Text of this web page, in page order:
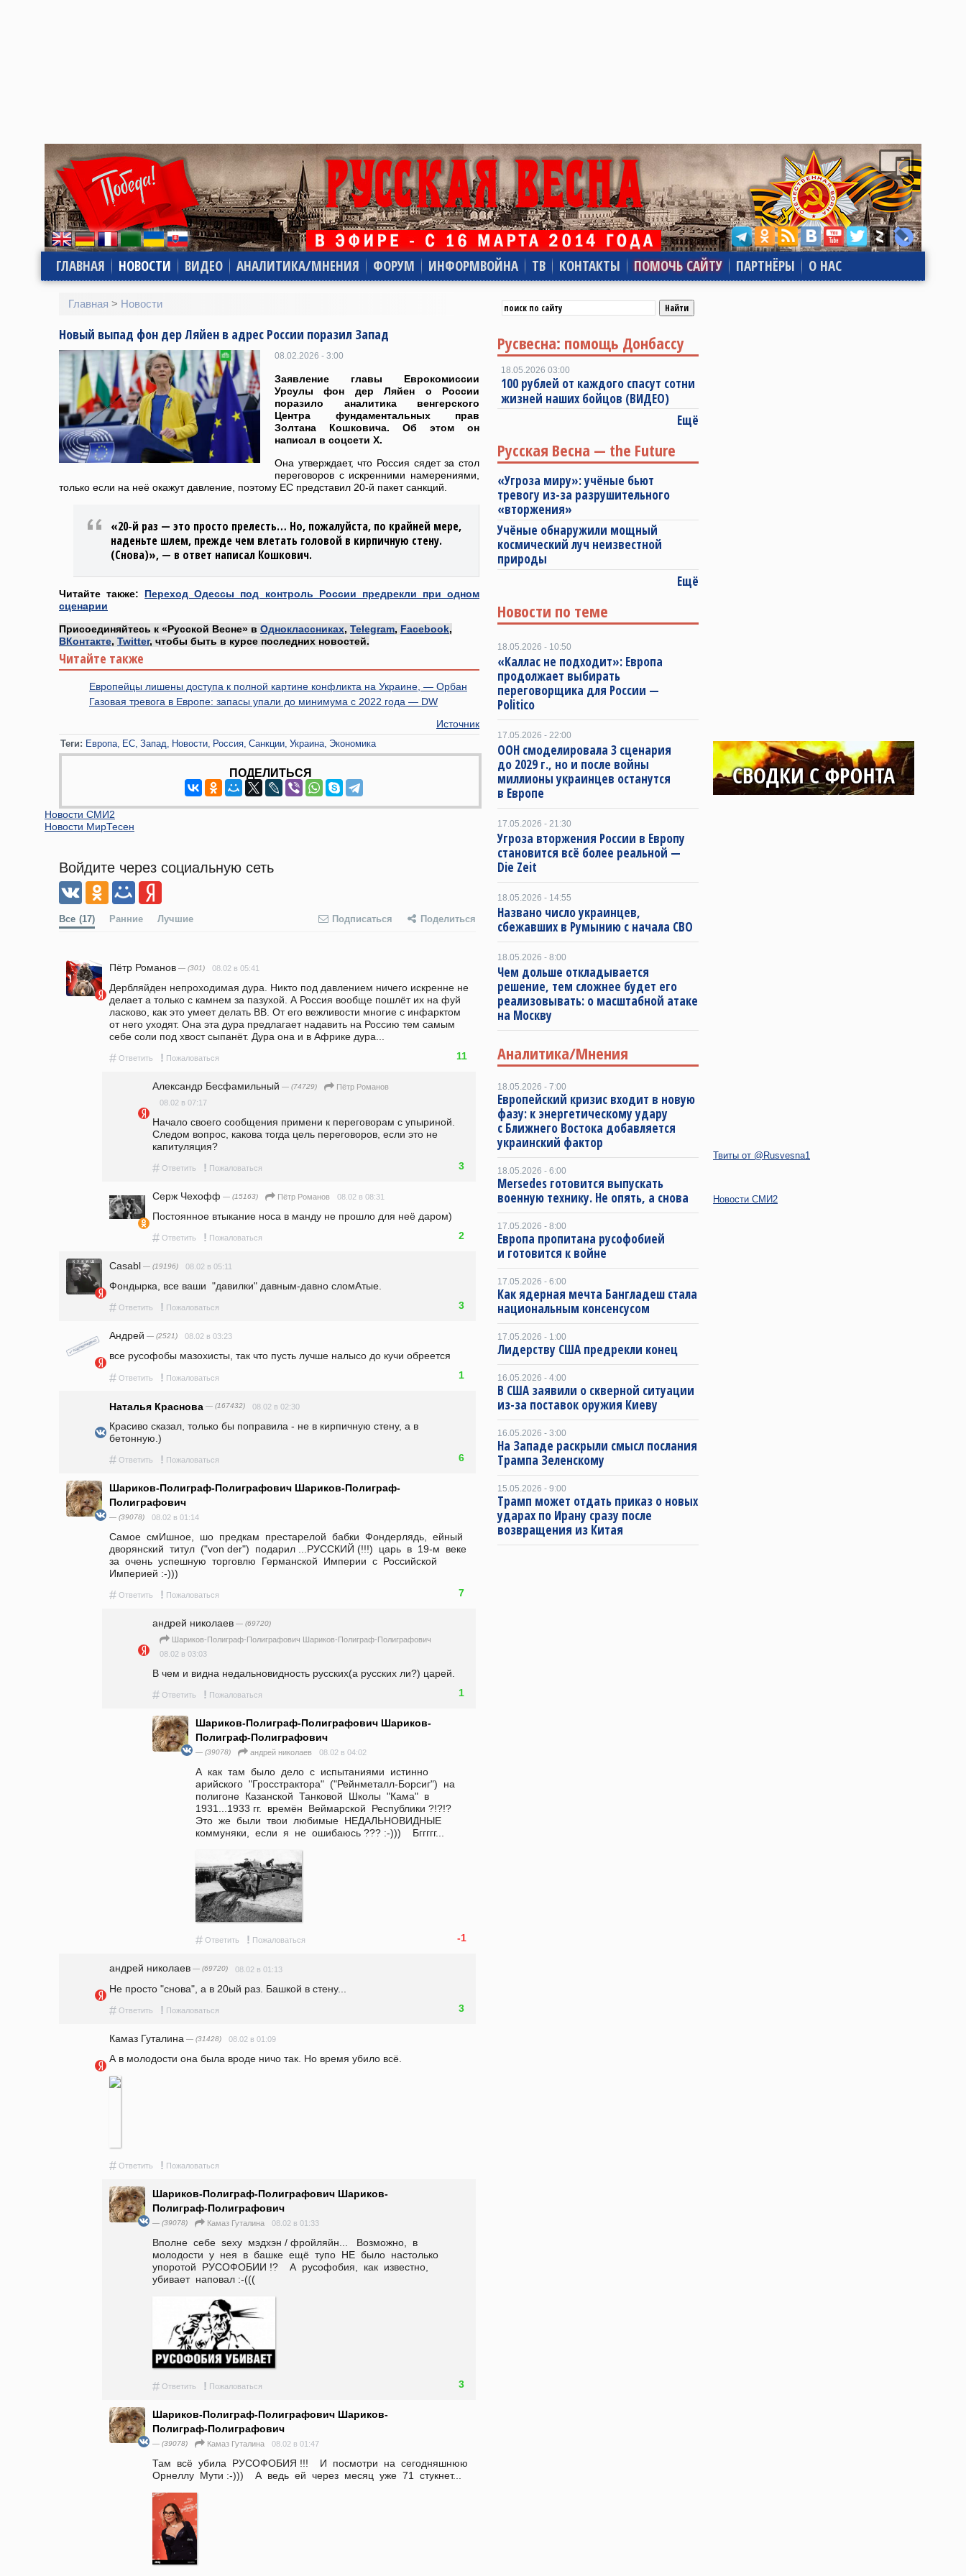
ГЛАВНАЯ НОВОСТИ ВИДЕО АНАЛИТИКА/МНЕНИЯ ФОРУМ ИНФОРМВОЙНА ТВ КОНТАКТЫ ПОМОЧЬ САЙТУ ПАРТНЁРЫ О НАС
Главная > Новости
Новый выпад фон дер Ляйен в адрес России поразил Запад
08.02.2026 - 3:00
Заявление главы Еврокомиссии
Урсулы фон дер Ляйен о России
поразило аналитика венгерского
Центра фундаментальных прав
Золтана Кошковича. Об этом он
написал в соцсети X.
Она утверждает, что Россия сядет за стол
переговоров с искренними намерениями,
только если на неё окажут давление, поэтому ЕС представил 20-й пакет санкций.
«20-й раз — это просто прелесть… Но, пожалуйста, по крайней мере,
наденьте шлем, прежде чем влетать головой в кирпичную стену.
(Снова)», — в ответ написал Кошкович.
Читайте также: Переход Одессы под контроль России предрекли при одном
сценарии
Присоединяйтесь к «Русской Весне» в Одноклассниках, Telegram, Facebook,
ВКонтакте, Twitter, чтобы быть в курсе последних новостей.
Читайте также
Европейцы лишены доступа к полной картине конфликта на Украине, — Орбан
Газовая тревога в Европе: запасы упали до минимума с 2022 года — DW
Источник
Теги: Европа ЕС Запад Новости Россия Санкции Украина Экономика
ПОДЕЛИТЬСЯ
Новости СМИ2
Новости МирТесен
Войдите через социальную сеть
Все (17) Ранние Лучшие Подписаться Поделиться
Пётр Романов — (301) 08.02 в 05:41
Дербляйден непроходимая дура. Никто под давлением ничего искренне не
делает а только с камнем за пазухой. А Россия вообще пошлёт их на фуй
ласково, как это умеет делать ВВ. От его вежливости многие с инфарктом
от него уходят. Она эта дура предлагает надавить на Россию тем самым
себе соли под хвост сыпанёт. Дура она и в Африке дура...
# Ответить ! Пожаловаться 11
Александр Бесфамильный — (74729)
Пётр Романов
08.02 в 07:17
Начало своего сообщения примени к переговорам с упыриной.
Следом вопрос, какова тогда цель переговоров, если это не
капитуляция?
# Ответить ! Пожаловаться 3
Серж Чехофф — (15163) Пётр Романов 08.02 в 08:31
Постоянное втыкание носа в манду не прошло для неё даром)
# Ответить ! Пожаловаться 2
Casabl — (19196) 08.02 в 05:11
Фондырка, все ваши  "давилки" давным-давно сломАтые.
# Ответить ! Пожаловаться 3
Андрей — (2521) 08.02 в 03:23
все русофобы мазохисты, так что пусть лучше налысо до кучи обреется
# Ответить ! Пожаловаться 1
Наталья Краснова — (167432) 08.02 в 02:30
Красиво сказал, только бы поправила - не в кирпичную стену, а в
бетонную.)
# Ответить ! Пожаловаться 6
Шариков-Полиграф-Полиграфович Шариков-Полиграф-
Полиграфович
— (39078) 08.02 в 01:14
Самое  смИшное,  шо  предкам  престарелой  бабки  Фондерлядь,  ейный
дворянский  титул  ("von der")  подарил ...РУССКИЙ (!!!)  царь  в  19-м  веке
за  очень  успешную  торговлю  Германской  Империи  с  Российской
Империей :-)))
# Ответить ! Пожаловаться 7
андpeй николаев — (69720)
Шариков-Полиграф-Полиграфович Шариков-Полиграф-Полиграфович
08.02 в 03:03
В чем и видна недальновидность русских(а русских ли?) царей.
# Ответить ! Пожаловаться 1
Шариков-Полиграф-Полиграфович Шариков-
Полиграф-Полиграфович
— (39078) андpeй николаев 08.02 в 04:02
А  как  там  было  дело  с  испытаниями  истинно
арийского  "Гросстрактора"  ("Рейнметалл-Борсиг")  на
полигоне  Казанской  Танковой  Школы  "Кама"  в
1931...1933 гг.  времён  Веймарской  Республики ?!?!?
Это  же  были  твои  любимые  НЕДАЛЬНОВИДНЫЕ
коммуняки,  если  я  не  ошибаюсь ??? :-)))    Бггггг...
# Ответить ! Пожаловаться -1
андpeй николаев — (69720) 08.02 в 01:13
Не просто "снова", а в 20ый раз. Башкой в стену...
# Ответить ! Пожаловаться 3
Камaз Гутaлина — (31428) 08.02 в 01:09
А в молодости она была вроде ничо так. Но время убило всё.
# Ответить ! Пожаловаться
Шариков-Полиграф-Полиграфович Шариков-
Полиграф-Полиграфович
— (39078) Камaз Гутaлина 08.02 в 01:33
Вполне  себе  sexy  мэдхэн / фройляйн...   Возможно,  в
молодости  у  нея  в  башке  ещё  тупо  НЕ  было  настолько
упоротой  РУСОФОБИИ !?    А  русофобия,  как  известно,
убивает  наповал :-(((
# Ответить ! Пожаловаться 3
Шариков-Полиграф-Полиграфович Шариков-
Полиграф-Полиграфович
— (39078) Камaз Гутaлина 08.02 в 01:47
Там  всё  убила  РУСОФОБИЯ !!!    И  посмотри  на  сегодняшнюю
Орнеллу  Мути :-)))    А  ведь  ей  через  месяц  уже  71  стукнет...
Русвесна: помощь Донбассу
18.05.2026 03:00
100 рублей от каждого спасут сотни
жизней наших бойцов (ВИДЕО)
Ещё
Русская Весна — the Future
«Угроза миру»: учёные бьют
тревогу из-за разрушительного
«вторжения»
Учёные обнаружили мощный
космический луч неизвестной
природы
Ещё
Новости по теме
18.05.2026 - 10:50
«Каллас не подходит»: Европа
продолжает выбирать
переговорщика для России —
Politico
17.05.2026 - 22:00
ООН смоделировала 3 сценария
до 2029 г., но и после войны
миллионы украинцев останутся
в Европе
17.05.2026 - 21:30
Угроза вторжения России в Европу
становится всё более реальной —
Die Zeit
18.05.2026 - 14:55
Названо число украинцев,
сбежавших в Румынию с начала СВО
18.05.2026 - 8:00
Чем дольше откладывается
решение, тем сложнее будет его
реализовывать: о масштабной атаке
на Москву
Аналитика/Мнения
18.05.2026 - 7:00
Европейский кризис входит в новую
фазу: к энергетическому удару
с Ближнего Востока добавляется
украинский фактор
18.05.2026 - 6:00
Mersedes готовится выпускать
военную технику. Не опять, а снова
17.05.2026 - 8:00
Европа пропитана русофобией
и готовится к войне
17.05.2026 - 6:00
Как ядерная мечта Бангладеш стала
национальным консенсусом
17.05.2026 - 1:00
Лидерству США предрекли конец
16.05.2026 - 4:00
В США заявили о скверной ситуации
из-за поставок оружия Киеву
16.05.2026 - 3:00
На Западе раскрыли смысл послания
Трампа Зеленскому
15.05.2026 - 9:00
Трамп может отдать приказ о новых
ударах по Ирану сразу после
возвращения из Китая
Твиты от @Rusvesna1
Новости СМИ2